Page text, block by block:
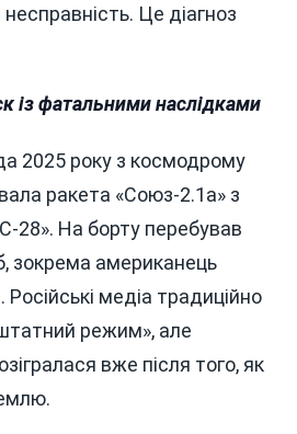
Це діагноз
із фатальними наслідками
2025 року з космодрому
ракета «Союз-2.1а» з
28». На борту перебував
зокрема американець
медіа традиційно
режим», але
вже після того, як